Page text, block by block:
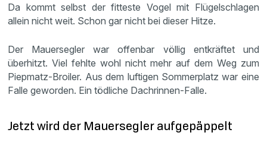
Da kommt selbst der fitteste Vogel mit Flügelschlagen
allein nicht weit. Schon gar nicht bei dieser Hitze.
Der Mauersegler war offenbar völlig entkräftet und
überhitzt. Viel fehlte wohl nicht mehr auf dem Weg zum
Piepmatz-Broiler. Aus dem luftigen Sommerplatz war eine
Falle geworden. Ein tödliche Dachrinnen-Falle.
Jetzt wird der Mauersegler aufgepäppelt